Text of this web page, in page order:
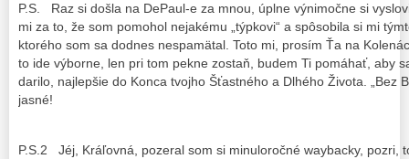
P.S. Raz si došla na DePaul-e za mnou, úplne výnimočne si
mi za to, že som pomohol nejakému „týpkovi“ a spôsobila si mi
ktorého som sa dodnes nespamätal. Toto mi, prosím Ťa na
to ide výborne, len pri tom pekne zostaň, budem Ti pomáhať, aby
darilo, najlepšie do Konca tvojho Šťastného a Dlhého Života. „Bez
jasné!
P.S.2 Jéj, Kráľovná, pozeral som si minuloročné waybacky, pozri,